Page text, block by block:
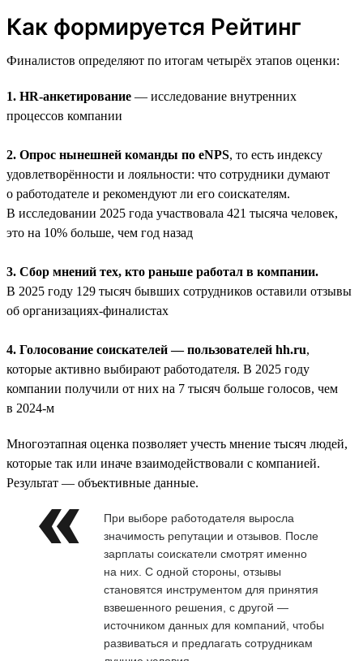
Как формируется Рейтинг
Финалистов определяют по итогам четырёх этапов оценки:
1. HR-анкетирование — исследование внутренних
процессов компании
2. Опрос нынешней команды по eNPS, то есть индексу
удовлетворённости и лояльности: что сотрудники думают
о работодателе и рекомендуют ли его соискателям.
В исследовании 2025 года участвовала 421 тысяча человек,
это на 10% больше, чем год назад
3. Сбор мнений тех, кто раньше работал в компании.
В 2025 году 129 тысяч бывших сотрудников оставили отзывы
об организациях-финалистах
4. Голосование соискателей — пользователей hh.ru,
которые активно выбирают работодателя. В 2025 году
компании получили от них на 7 тысяч больше голосов, чем
в 2024-м
Многоэтапная оценка позволяет учесть мнение тысяч людей,
которые так или иначе взаимодействовали с компанией.
Результат — объективные данные.
При выборе работодателя выросла
значимость репутации и отзывов. После
зарплаты соискатели смотрят именно
на них. С одной стороны, отзывы
становятся инструментом для принятия
взвешенного решения, с другой —
источником данных для компаний, чтобы
развиваться и предлагать сотрудникам